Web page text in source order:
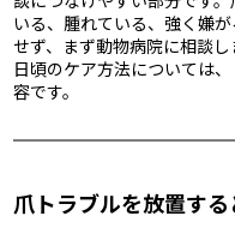
いる、腫れている、強く嫌
せず、まず動物病院に相談
日頃のケア方法については
容です。
爪トラブルを放置する